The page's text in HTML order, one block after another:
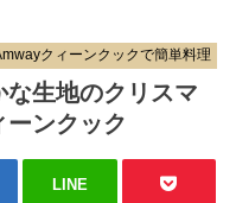
クィーンクックで簡単料理
生地のクリスマ
ーンクック
LINE